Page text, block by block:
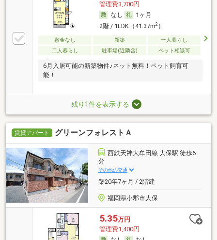
管理費3,700円
なし
1ヶ月
2階 / 1LDK（41.37m2）
敷金なし 新築
一人暮らし
二人暮らし
駐車場(近隣含) ペット相談可
6月入居可能の新築物件♪ネット無料！ペット飼育可
能！
残り1件を表示する
賃貸アパート グリーンフォレストＡ
西鉄天神大牟田線 大保駅 徒歩6
分
その他の交通
築20年7ヶ月 / 2階建
福岡県小郡市大保
5.35万円
管理費1,400円